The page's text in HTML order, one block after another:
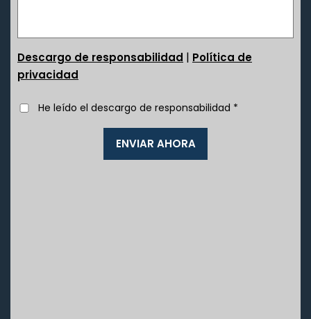
Descargo de responsabilidad | Política de
privacidad
He leído el descargo de responsabilidad *